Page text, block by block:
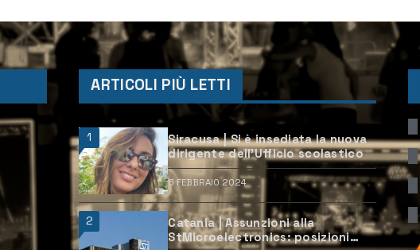
ARTICOLI PIÙ LETTI
1
Siracusa | Si è insediata la nuova
dirigente dell’Ufficio scolastico
6 FEBBRAIO 2024
2
Catania | Assunzioni alla
StMicroelectronics: posizioni